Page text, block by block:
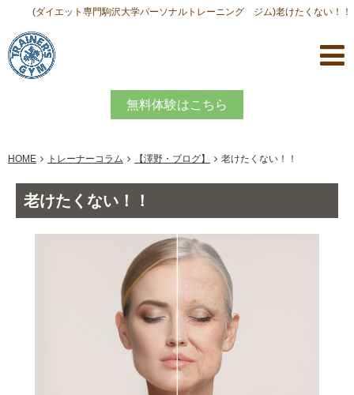
(ダイエット専門駒沢大学パーソナルトレーニング ジム)老けたくない！！
無料体験はこちら
HOME トレーナーコラム 【澤野・ブログ】 老けたくない！！
老けたくない！！